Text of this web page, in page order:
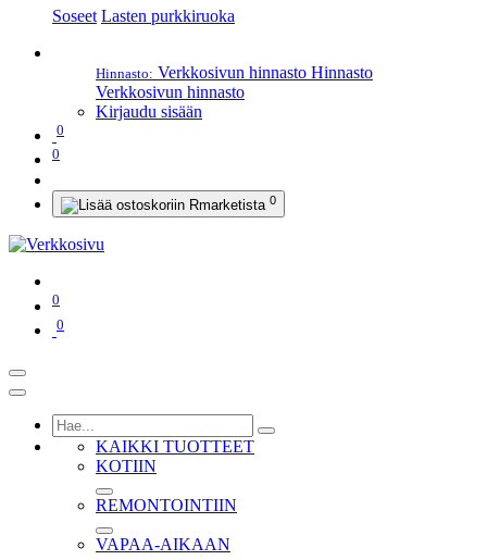
Soseet Lasten purkkiruoka
Hinnasto: Verkkosivun hinnasto Hinnasto
Verkkosivun hinnasto
Kirjaudu sisään
0
0
0
0
0
KAIKKI TUOTTEET
KOTIIN
REMONTOINTIIN
VAPAA-AIKAAN